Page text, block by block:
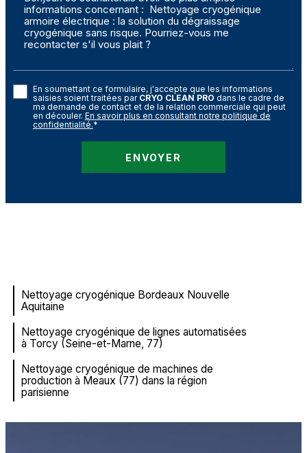
En soumettant ce formulaire, j'accepte que les informations
saisies soient traitées par CRYO CLEAN PRO dans le cadre de
ma demande de contact et de la relation commerciale qui peut
en découler. En savoir plus en consultant notre politique de
confidentialité.*
Nettoyage cryogénique Bordeaux Nouvelle
Aquitaine
Nettoyage cryogénique de lignes automatisées
à Torcy (Seine-et-Marne, 77)
Nettoyage cryogénique de machines de
production à Meaux (77) dans la région
parisienne